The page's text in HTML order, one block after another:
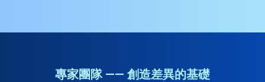
專家團隊 —— 創造差異的基礎